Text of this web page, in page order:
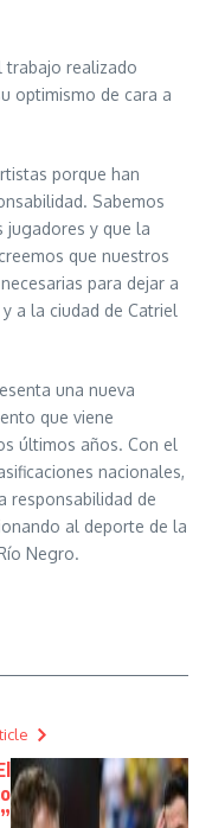
trabajo realizado
optimismo de cara a
porque han
Sabemos
jugadores y que la
que nuestros
para dejar a
a la ciudad de Catriel
una nueva
que viene
últimos años. Con el
nacionales,
responsabilidad de
al deporte de la
Negro.
”